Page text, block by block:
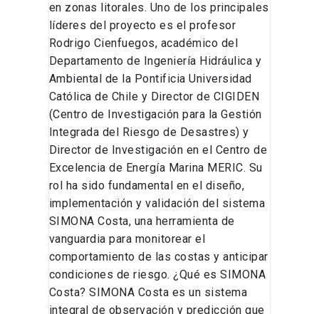
en zonas litorales. Uno de los principales
líderes del proyecto es el profesor
Rodrigo Cienfuegos, académico del
Departamento de Ingeniería Hidráulica y
Ambiental de la Pontificia Universidad
Católica de Chile y Director de CIGIDEN
(Centro de Investigación para la Gestión
Integrada del Riesgo de Desastres) y
Director de Investigación en el Centro de
Excelencia de Energía Marina MERIC. Su
rol ha sido fundamental en el diseño,
implementación y validación del sistema
SIMONA Costa, una herramienta de
vanguardia para monitorear el
comportamiento de las costas y anticipar
condiciones de riesgo. ¿Qué es SIMONA
Costa? SIMONA Costa es un sistema
integral de observación y predicción que